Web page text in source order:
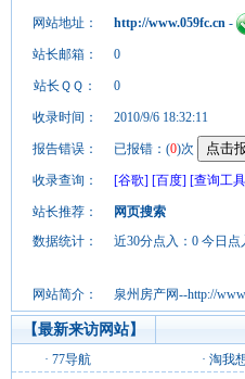
网站地址： http://www.059fc.cn -
站长邮箱： 0
站长ＱＱ： 0
收录时间： 2010/9/6 18:32:11
报告错误： 已报错：(0)次
收录查询： [谷歌] [百度] [查询工
站长推荐：
网页搜索
数据统计：
近30分点入：0 今日
网站简介：
泉州房产网--http://
【最新来访网站】
· 77导航 · 淘我